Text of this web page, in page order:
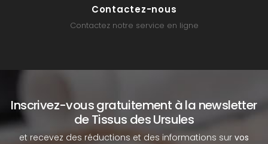
Contactez-nous
Contactez notre service en ligne
Inscrivez-vous gratuitement à la newsletter
de Tissus des Ursules
et recevez des réductions et des informations sur vos